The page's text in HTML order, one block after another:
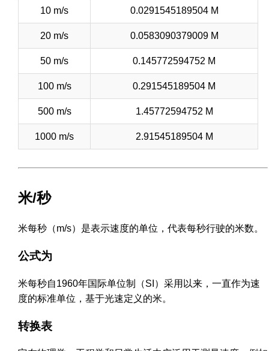
10 m/s 0.0291545189504 M
20 m/s 0.0583090379009 M
50 m/s 0.145772594752 M
100 m/s 0.291545189504 M
500 m/s 1.45772594752 M
1000 m/s 2.91545189504 M
米/秒
米每秒（m/s）是表示速度的单位，代表每秒行驶的米数。
公式为
米每秒自1960年国际单位制（SI）采用以来，一直作为速
度的标准单位，基于光速定义的米。
转换表